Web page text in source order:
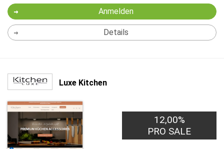
Anmelden
Details
Luxe Kitchen
12,00%
PRO SALE